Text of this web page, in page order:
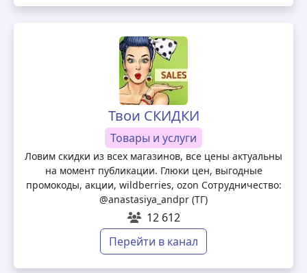
Твои СКИДКИ
Товары и услуги
Ловим скидки из всех магазинов, все цены актуальны
на момент публикации. Глюки цен, выгодные
промокоды, акции, wildberries, ozon Сотрудничество:
@anastasiya_andpr (ТГ)
12 612
Перейти в канал